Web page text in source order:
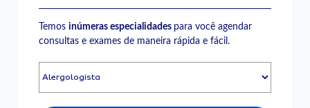
Temosinúmeras especialidades para você agendar
consultas e exames de maneira rápida e fácil.